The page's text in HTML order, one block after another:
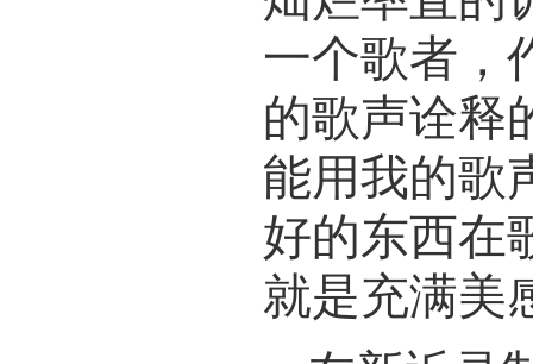
一个歌者，
的歌声诠释
能用我的歌
好的东西在
就是充满美